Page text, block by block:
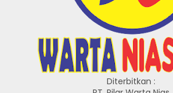
Diterbitkan :